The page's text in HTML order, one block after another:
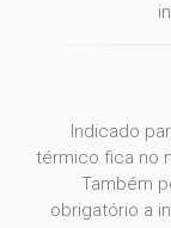
Indicado
térmico fica no
Também
obrigatório a